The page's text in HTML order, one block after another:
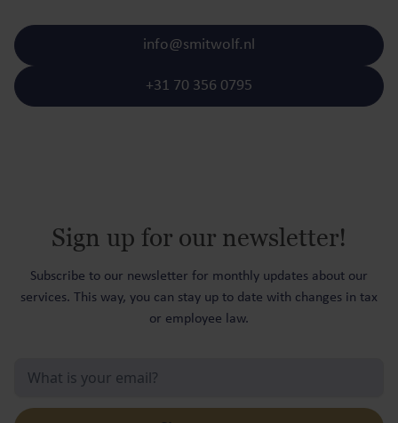
+31 70 356 0795
info@smitwolf.nl
Sign up for our newsletter!
Subscribe to our newsletter for monthly updates about our
services. This way, you can stay up to date with changes in tax
or employee law.